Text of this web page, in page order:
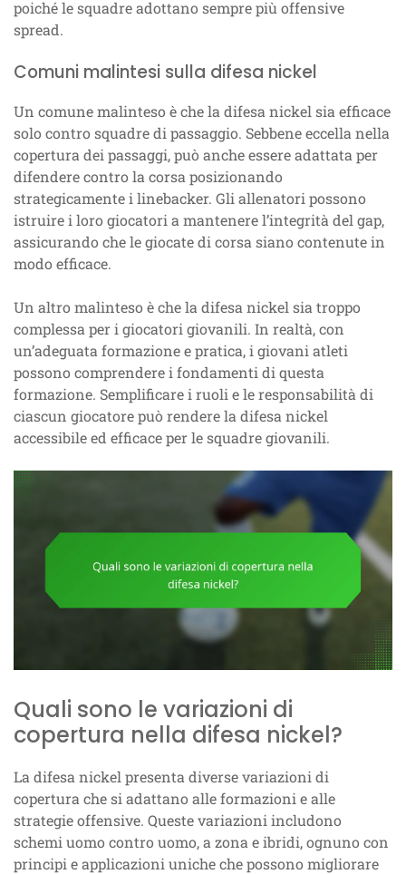
poiché le squadre adottano sempre più offensive
spread.
Comuni malintesi sulla difesa nickel
Un comune malinteso è che la difesa nickel sia efficace
solo contro squadre di passaggio. Sebbene eccella nella
copertura dei passaggi, può anche essere adattata per
difendere contro la corsa posizionando
strategicamente i linebacker. Gli allenatori possono
istruire i loro giocatori a mantenere l’integrità del gap,
assicurando che le giocate di corsa siano contenute in
modo efficace.
Un altro malinteso è che la difesa nickel sia troppo
complessa per i giocatori giovanili. In realtà, con
un’adeguata formazione e pratica, i giovani atleti
possono comprendere i fondamenti di questa
formazione. Semplificare i ruoli e le responsabilità di
ciascun giocatore può rendere la difesa nickel
accessibile ed efficace per le squadre giovanili.
Quali sono le variazioni di
copertura nella difesa nickel?
La difesa nickel presenta diverse variazioni di
copertura che si adattano alle formazioni e alle
strategie offensive. Queste variazioni includono
schemi uomo contro uomo, a zona e ibridi, ognuno con
principi e applicazioni uniche che possono migliorare